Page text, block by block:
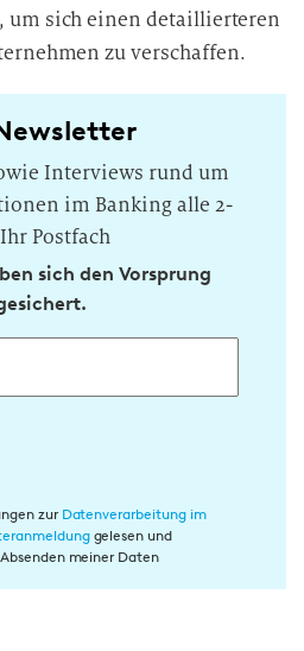
um sich einen detaillierteren
zu verschaffen.
Interviews rund um
im Banking alle 2-
Postfach
sich den Vorsprung
zur Datenverarbeitung im
gelesen und
meiner Daten